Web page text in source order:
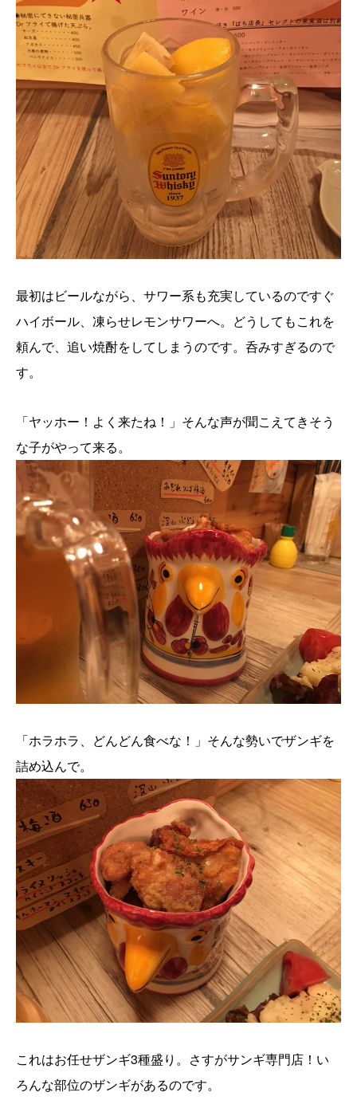
最初はビールながら、サワー系も充実しているのですぐ
ハイボール、凍らせレモンサワーへ。どうしてもこれを
頼んで、追い焼酎をしてしまうのです。呑みすぎるので
す。
「ヤッホー！よく来たね！」そんな声が聞こえてきそう
な子がやって来る。
「ホラホラ、どんどん食べな！」そんな勢いでザンギを
詰め込んで。
これはお任せザンギ3種盛り。さすがサンギ専門店！い
ろんな部位のザンギがあるのです。